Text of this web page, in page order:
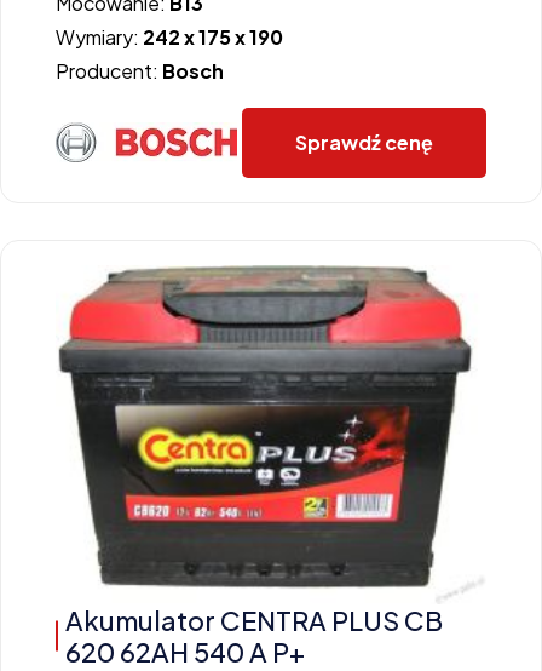
Wymiary: 242 x 175 x 190
Producent: Bosch
Sprawdź cenę
Akumulator CENTRA PLUS CB
620 62AH 540 A P+